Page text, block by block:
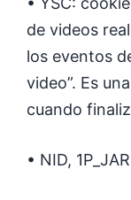
de videos
los eventos
video”. Es
cuando
• NID,